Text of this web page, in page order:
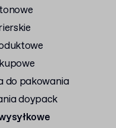
do pakowania
doypack